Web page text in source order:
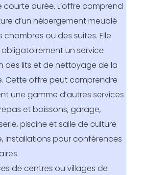
courte durée. L’offre comprend
d’un hébergement meublé
chambres ou des suites. Elle
un service
des lits et de nettoyage de la
Cette offre peut comprendre
une gamme d’autres services
et boissons, garage,
piscine et salle de culture
installations pour conférences
de centres ou villages de